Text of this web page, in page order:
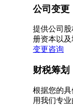
公司变更
提供公司
册资本以
变更咨询
财税筹划
根据您的
用我们专